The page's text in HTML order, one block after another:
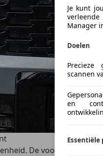
Je kunt
Manager
Doelen
Precieze
scannen
en
De voorkant is